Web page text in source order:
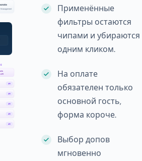
Применённые
фильтры остаются
чипами и убираются
одним кликом.
На оплате
обязателен только
основной гость,
форма короче.
Выбор допов
мгновенно